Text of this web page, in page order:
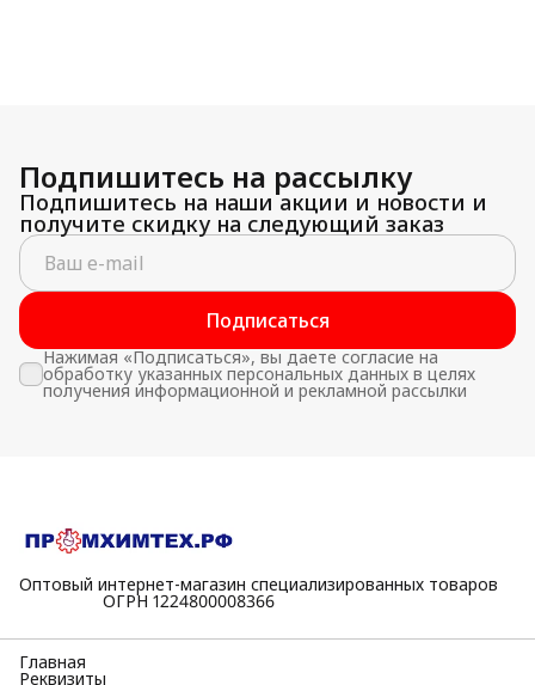
Подпишитесь на рассылку
Подпишитесь на наши акции и новости и
получите скидку на следующий заказ
Подписаться
Нажимая «Подписаться», вы даете согласие на
обработку указанных персональных данных в целях
получения информационной и рекламной рассылки
Оптовый интернет-магазин специализированных товаров
⠀⠀⠀⠀⠀⠀⠀ОГРН 1224800008366
Главная
Реквизиты